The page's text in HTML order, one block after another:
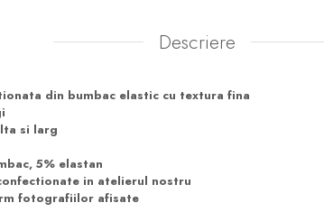
Descriere
din bumbac elastic cu textura fina
si larg
5% elastan
in atelierul nostru
fotografiilor afisate